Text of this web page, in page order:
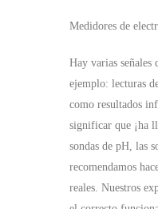
Medidores de
Hay varias señales
ejemplo: lecturas
como resultados
significar que ¡ha
sondas de pH, las
recomendamos
reales. Nuestros